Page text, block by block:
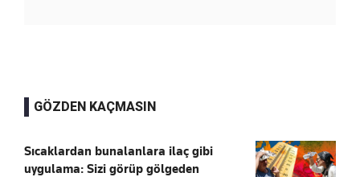
GÖZDEN KAÇMASIN
Sıcaklardan bunalanlara ilaç gibi
uygulama: Sizi görüp gölgeden